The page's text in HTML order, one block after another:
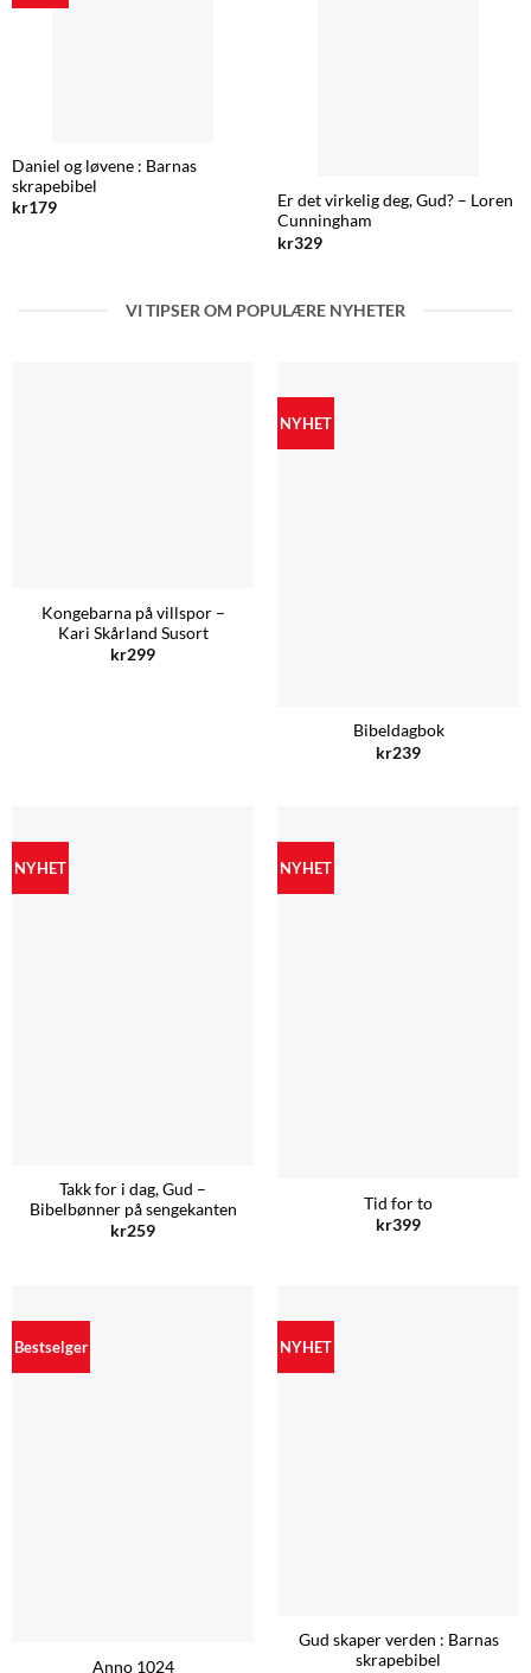
Daniel og løvene : Barnas
skrapebibel
kr179
Er det virkelig deg, Gud? – Loren
Cunningham
kr329
VI TIPSER OM POPULÆRE NYHETER
Kongebarna på villspor –
Kari Skårland Susort
kr299
NYHET
Bibeldagbok
kr239
NYHET
Takk for i dag, Gud –
Bibelbønner på sengekanten
kr259
NYHET
Tid for to
kr399
Bestselger
Anno 1024
NYHET
Gud skaper verden : Barnas
skrapebibel